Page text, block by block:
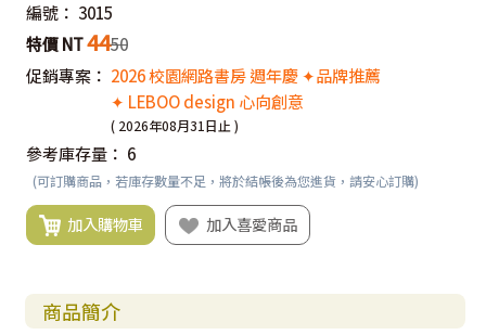
編號： 3015
特價 NT4450
促銷專案： 2026 校園網路書房 週年慶 ✦品牌推薦
✦ LEBOO design 心向創意
( 2026年08月31日止 )
參考庫存量： 6
(可訂購商品，若庫存數量不足，將於結帳後為您進貨，請安心訂購)
加入購物車 加入喜愛商品
商品簡介